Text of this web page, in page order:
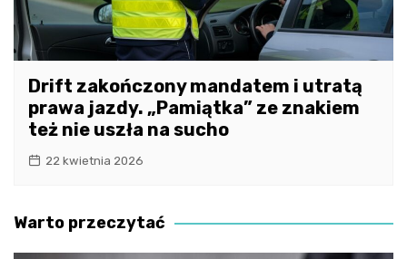
Drift zakończony mandatem i utratą
prawa jazdy. „Pamiątka” ze znakiem
też nie uszła na sucho
22 kwietnia 2026
Warto przeczytać